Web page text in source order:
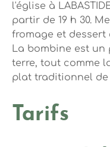
l'église à
partir de 19 h 30.
fromage et dessert
La bombine est un
terre, tout comme
plat traditionnel de
Tarifs